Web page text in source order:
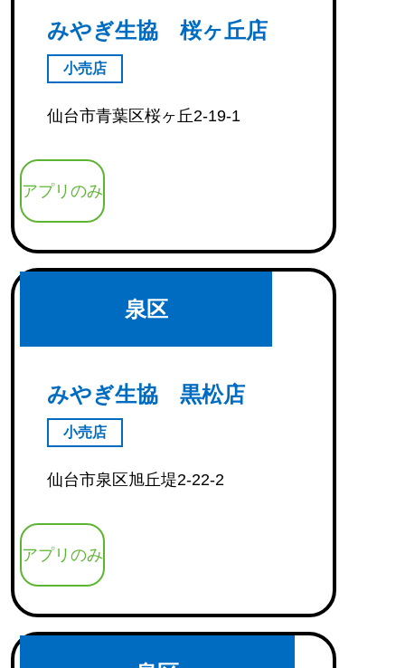
みやぎ生協 桜ヶ丘店
小売店
仙台市青葉区桜ヶ丘2-19-1
アプリのみ
泉区
みやぎ生協 黒松店
小売店
仙台市泉区旭丘堤2-22-2
アプリのみ